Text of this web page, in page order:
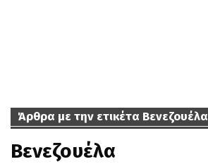
Άρθρα με την ετικέτα Βενεζουέλα
Βενεζουέλα